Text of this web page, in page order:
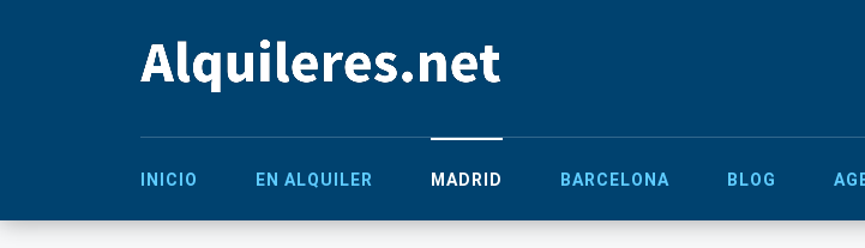
INICIO EN ALQUILER MADRID BARCELONA BLOG